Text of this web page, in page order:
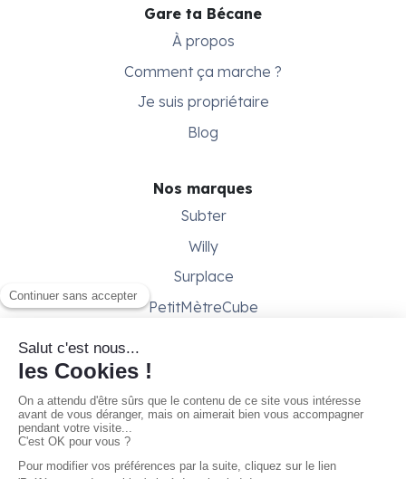
Gare ta Bécane
À propos
Comment ça marche ?
Je suis propriétaire
Blog
Nos marques
Subter
Willy
Surplace
PetitMètreCube
Besoin d'aide ?
Conditions générales